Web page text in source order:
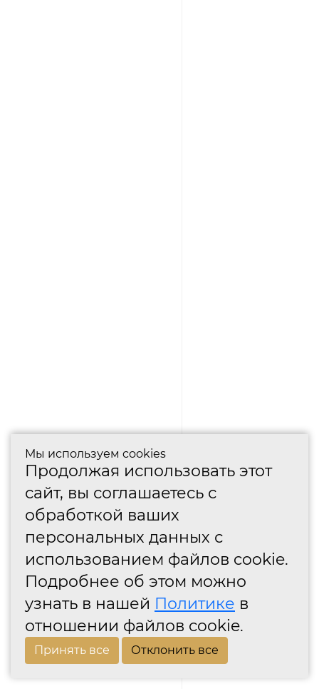
Мы используем cookies
Продолжая использовать этот
сайт, вы соглашаетесь с
обработкой ваших
персональных данных с
использованием файлов cookie.
Подробнее об этом можно
узнать в нашей Политике в
отношении файлов cookie.
Принять все Отклонить все